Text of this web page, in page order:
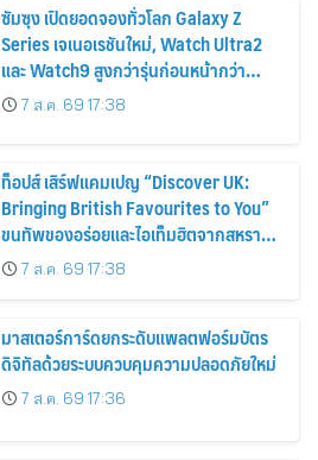
ซัมซุง เปิดยอดจองทั่วโลก Galaxy Z
Series เจเนอเรชันใหม่, Watch Ultra2
และ Watch9 สูงกว่ารุ่นก่อนหน้ากว่า
30%7 ส.ค. 69 17:38
ท็อปส์ เสิร์ฟแคมเปญ “Discover UK:
Bringing British Favourites to You”
ขนทัพของอร่อยและไอเท็มฮิตจากสหราช
อาณาจักร ส่งตรงถึงมือตั้งแต่วันนี้ – 18
สิงหาคมนี้
7 ส.ค. 69 17:38
มาสเตอร์การ์ดยกระดับแพลตฟอร์มบัตร
ดิจิทัลด้วยระบบควบคุมความปลอดภัยใหม่
7 ส.ค. 69 17:36